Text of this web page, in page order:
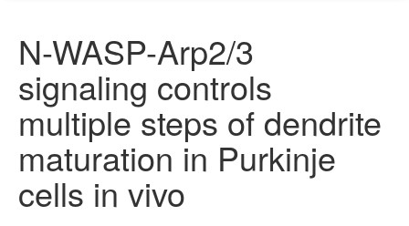
N-WASP-Arp2/3
signaling controls
multiple steps of dendrite
maturation in Purkinje
cells in vivo